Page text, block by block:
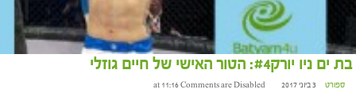
בת ים ניו יורק#4: הטור האישי של חיים גוזלי
ספורט 3 ביוני 2017 at 11:16 Comments are Disabled